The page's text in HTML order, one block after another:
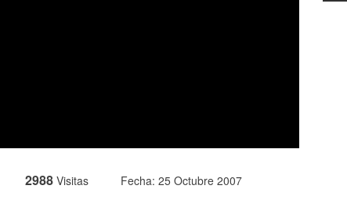
2988 Visitas Fecha: 25 Octubre 2007